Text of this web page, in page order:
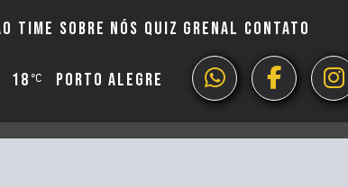
TIME SOBRE NÓS QUIZ GRENAL CONTATO
PORTO ALEGRE
18